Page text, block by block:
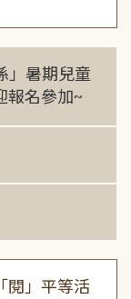
」暑期兒童
報名參加~
閱」平等活